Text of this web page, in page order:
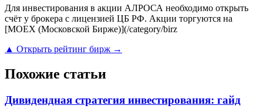
Для инвестирования в акции АЛРОСА необходимо открыть
счёт у брокера с лицензией ЦБ РФ. Акции торгуются на
[MOEX (Московской Бирже)](/category/birz
▲ Открыть рейтинг бирж →
Похожие статьи
Дивидендная стратегия инвестирования: гайд